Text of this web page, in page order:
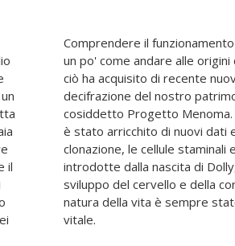
il
vitale.